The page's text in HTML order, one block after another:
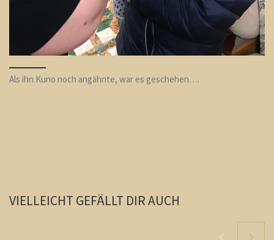
Als ihn Kuno noch angähnte, war es geschehen….
VIELLEICHT GEFÄLLT DIR AUCH